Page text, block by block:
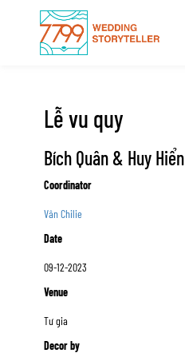
Lễ vu quy
Bích Quân & Huy Hiển
Coordinator
Vân Chilie
Date
09-12-2023
Venue
Tư gia
Decor by